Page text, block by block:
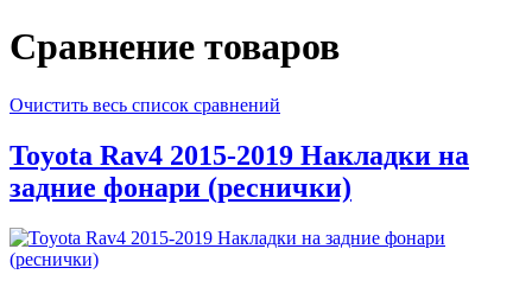
Сравнение товаров
Очистить весь список сравнений
Toyota Rav4 2015-2019 Накладки на
задние фонари (реснички)